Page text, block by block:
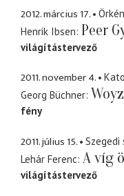
2012. március 17.
Henrik Ibsen Peer
világítástervező
2011. november 4.
Georg Büchner
fény
2011. július 15.
Szegedi
Lehár Ferenc A víg
világítástervező